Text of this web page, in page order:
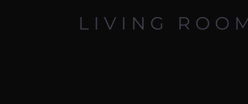
LIVING